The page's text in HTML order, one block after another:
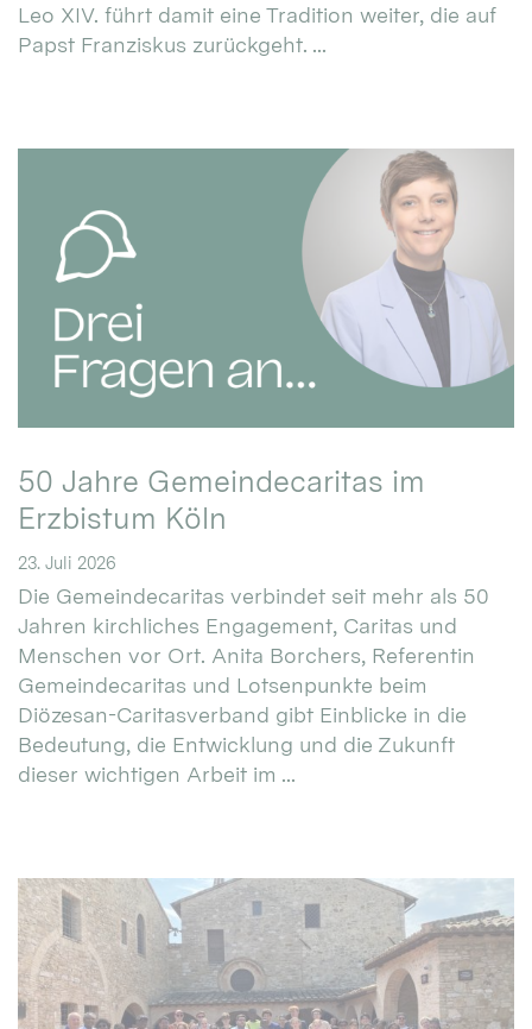
Leo XIV. führt damit eine Tradition weiter, die auf
Papst Franziskus zurückgeht. ...
50 Jahre Gemeindecaritas im
Erzbistum Köln
23. Juli 2026
Die Gemeindecaritas verbindet seit mehr als 50
Jahren kirchliches Engagement, Caritas und
Menschen vor Ort. Anita Borchers, Referentin
Gemeindecaritas und Lotsenpunkte beim
Diözesan-Caritasverband gibt Einblicke in die
Bedeutung, die Entwicklung und die Zukunft
dieser wichtigen Arbeit im ...